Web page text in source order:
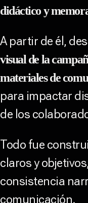
didáctico y
A partir de él,
visual de la
materiales de
para impactar
de los
Todo fue
claros y
consistencia
comunicación.